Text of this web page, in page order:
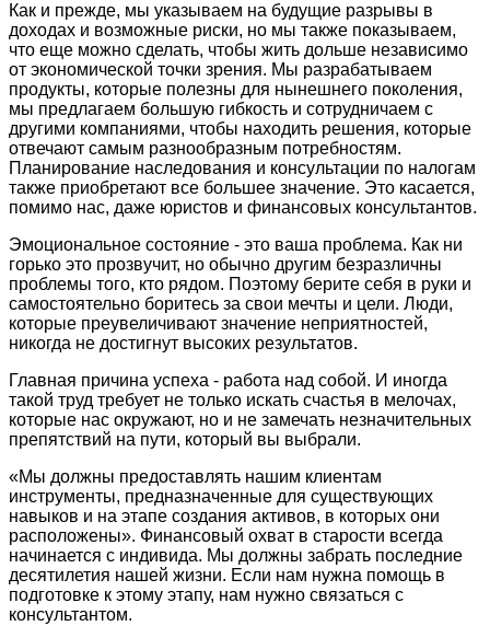
Как и прежде, мы указываем на будущие разрывы в
доходах и возможные риски, но мы также показываем,
что еще можно сделать, чтобы жить дольше независимо
от экономической точки зрения. Мы разрабатываем
продукты, которые полезны для нынешнего поколения,
мы предлагаем большую гибкость и сотрудничаем с
другими компаниями, чтобы находить решения, которые
отвечают самым разнообразным потребностям.
Планирование наследования и консультации по налогам
также приобретают все большее значение. Это касается,
помимо нас, даже юристов и финансовых консультантов.
Эмоциональное состояние - это ваша проблема. Как ни
горько это прозвучит, но обычно другим безразличны
проблемы того, кто рядом. Поэтому берите себя в руки и
самостоятельно боритесь за свои мечты и цели. Люди,
которые преувеличивают значение неприятностей,
никогда не достигнут высоких результатов.
Главная причина успеха - работа над собой. И иногда
такой труд требует не только искать счастья в мелочах,
которые нас окружают, но и не замечать незначительных
препятствий на пути, который вы выбрали.
«Мы должны предоставлять нашим клиентам
инструменты, предназначенные для существующих
навыков и на этапе создания активов, в которых они
расположены». Финансовый охват в старости всегда
начинается с индивида. Мы должны забрать последние
десятилетия нашей жизни. Если нам нужна помощь в
подготовке к этому этапу, нам нужно связаться с
консультантом.